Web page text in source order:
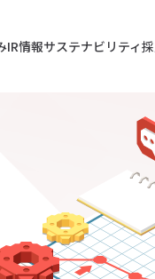
IR情報サステナビリティ